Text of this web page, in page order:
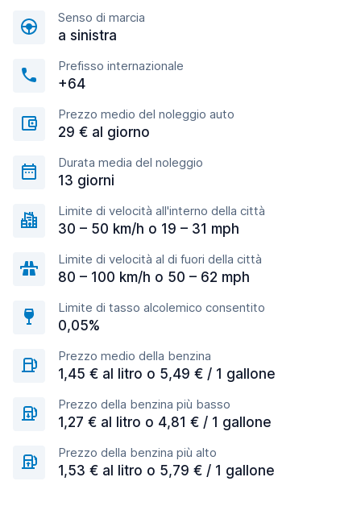
Senso di marcia
a sinistra
Prefisso internazionale
+64
Prezzo medio del noleggio auto
29 € al giorno
Durata media del noleggio
13 giorni
Limite di velocità all'interno della città
30 – 50 km/h o 19 – 31 mph
Limite di velocità al di fuori della città
80 – 100 km/h o 50 – 62 mph
Limite di tasso alcolemico consentito
0,05%
Prezzo medio della benzina
1,45 € al litro o 5,49 € / 1 gallone
Prezzo della benzina più basso
1,27 € al litro o 4,81 € / 1 gallone
Prezzo della benzina più alto
1,53 € al litro o 5,79 € / 1 gallone